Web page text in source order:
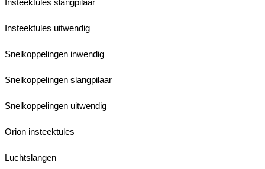
Insteektules uitwendig
Snelkoppelingen inwendig
Snelkoppelingen slangpilaar
Snelkoppelingen uitwendig
Orion insteektules
Luchtslangen